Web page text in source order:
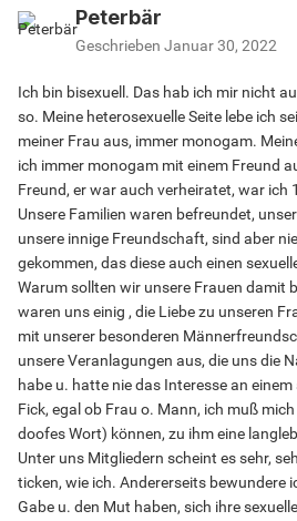
Peterbär
Geschrieben Januar 30, 2022
Ich bin bisexuell. Das hab ich mir nicht
so. Meine heterosexuelle Seite lebe ich
meiner Frau aus, immer monogam.
ich immer monogam mit einem Freund
Freund, er war auch verheiratet, war ich
Unsere Familien waren befreundet,
unsere innige Freundschaft, sind aber
gekommen, das diese auch einen
Warum sollten wir unsere Frauen damit
waren uns einig , die Liebe zu unseren
mit unserer besonderen
unsere Veranlagungen aus, die uns die
habe u. hatte nie das Interesse an
Fick, egal ob Frau o. Mann, ich muß
doofes Wort) können, zu ihm eine
Unter uns Mitgliedern scheint es sehr,
ticken, wie ich. Andererseits bewundere
Gabe u. den Mut haben, sich ihre